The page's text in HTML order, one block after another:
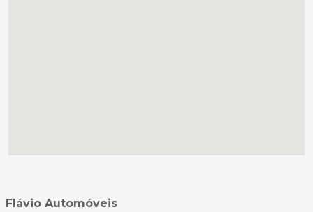
Flávio Automóveis